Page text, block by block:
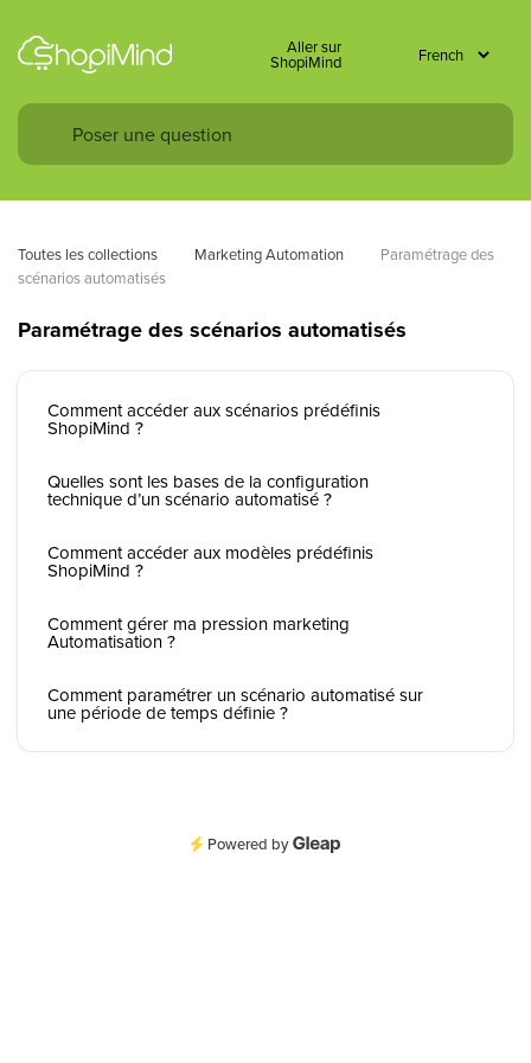
Aller sur
ShopiMind
Toutes les collections Marketing Automation
Paramétrage des
scénarios automatisés
Paramétrage des scénarios automatisés
Comment accéder aux scénarios prédéfinis
ShopiMind ?
Quelles sont les bases de la configuration
technique d’un scénario automatisé ?
Comment accéder aux modèles prédéfinis
ShopiMind ?
Comment gérer ma pression marketing
Automatisation ?
Comment paramétrer un scénario automatisé sur
une période de temps définie ?
Powered by